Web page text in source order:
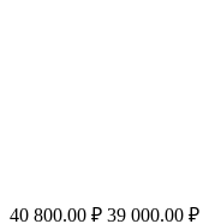
40 800.00 ₽ 39 000.00 ₽